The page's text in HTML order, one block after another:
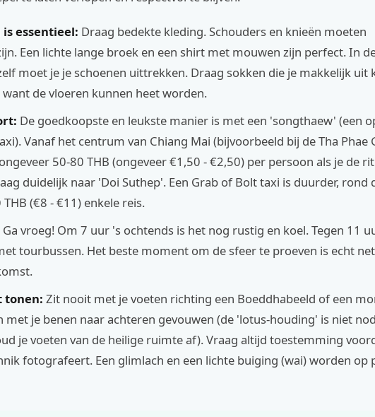
essentieel: Draag bedekte kleding. Schouders en knieën moeten
Een lichte lange broek en een shirt met mouwen zijn perfect. In
moet je je schoenen uittrekken. Draag sokken die je makkelijk uit
de vloeren kunnen heet worden.
De goedkoopste en leukste manier is met een 'songthaew' (een
Vanaf het centrum van Chiang Mai (bijvoorbeeld bij de Tha Phae
50-80 THB (ongeveer €1,50 - €2,50) per persoon als je de rit
duidelijk naar 'Doi Suthep'. Een Grab of Bolt taxi is duurder, rond
(€8 - €11) enkele reis.
Ga vroeg! Om 7 uur 's ochtends is het nog rustig en koel. Tegen 11
tourbussen. Het beste moment om de sfeer te proeven is echt
tonen: Zit nooit met je voeten richting een Boeddhabeeld of een
met je benen naar achteren gevouwen (de 'lotus-houding' is niet
je voeten van de heilige ruimte af). Vraag altijd toestemming
fotografeert. Een glimlach en een lichte buiging (wai) worden op